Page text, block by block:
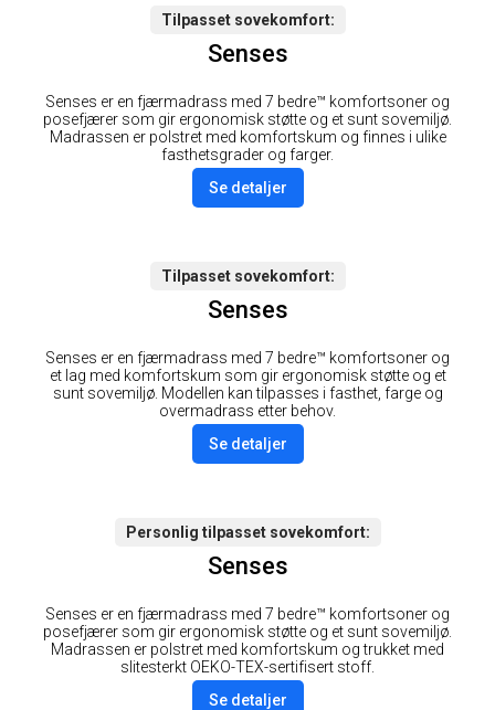
Tilpasset sovekomfort
Senses
Senses er en fjærmadrass med 7 bedre™ komfortsoner og
posefjærer som gir ergonomisk støtte og et sunt sovemiljø.
Madrassen er polstret med komfortskum og finnes i ulike
fasthetsgrader og farger.
Se detaljer
Tilpasset sovekomfort
Senses
Senses er en fjærmadrass med 7 bedre™ komfortsoner og
et lag med komfortskum som gir ergonomisk støtte og et
sunt sovemiljø. Modellen kan tilpasses i fasthet, farge og
overmadrass etter behov.
Se detaljer
Personlig tilpasset sovekomfort
Senses
Senses er en fjærmadrass med 7 bedre™ komfortsoner og
posefjærer som gir ergonomisk støtte og et sunt sovemiljø.
Madrassen er polstret med komfortskum og trukket med
slitesterkt OEKO-TEX-sertifisert stoff.
Se detaljer